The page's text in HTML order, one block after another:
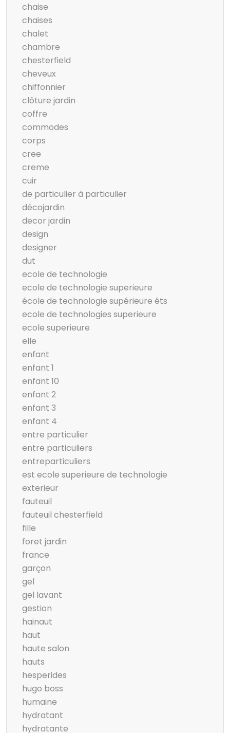
chaise
chaises
chalet
chambre
chesterfield
cheveux
chiffonnier
clôture jardin
coffre
commodes
corps
cree
creme
cuir
de particulier à particulier
décojardin
decor jardin
design
designer
dut
ecole de technologie
ecole de technologie superieure
école de technologie supérieure éts
ecole de technologies superieure
ecole superieure
elle
enfant
enfant 1
enfant 10
enfant 2
enfant 3
enfant 4
entre particulier
entre particuliers
entreparticuliers
est ecole superieure de technologie
exterieur
fauteuil
fauteuil chesterfield
fille
foret jardin
france
garçon
gel
gel lavant
gestion
hainaut
haut
haute salon
hauts
hesperides
hugo boss
humaine
hydratant
hydratante